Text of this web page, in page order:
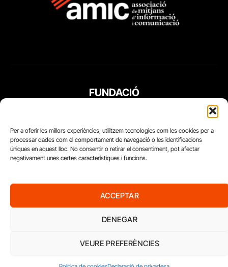
Per a oferir les millors experiències, utilitzem tecnologies com les cookies per a
processar dades com el comportament de navegació o les identificacions
úniques en aquest lloc. No consentir o retirar el consentiment, pot afectar
negativament unes certes característiques i funcions.
ACCEPTAR
DENEGAR
VEURE PREFERÈNCIES
FUNDACIÓ